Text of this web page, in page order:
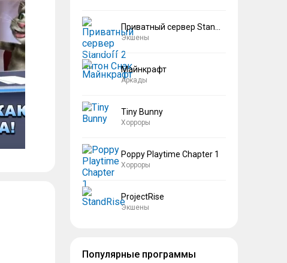
Экшены
Майнкрафт
Аркады
Tiny Bunny
Хорроры
Poppy Playtime Chapter 1
Хорроры
ProjectRise
Экшены
Популярные программы